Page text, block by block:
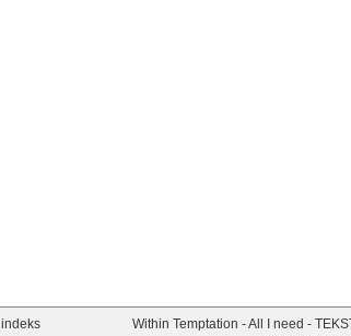
indeks
Within Temptation - All I need -